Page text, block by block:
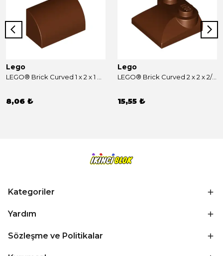
Lego
8,06 ₺
Lego
LEGO® Brick Curved 2 x 2 x 2/3 Two Studs and Curved Slope End Kırmızımsı Kahverengi Sıfır
15,55 ₺
Kategoriler
Yardım
Sözleşme ve Politikalar